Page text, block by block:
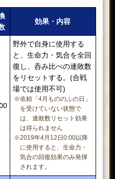
効果・内容
野外で自身に使用する
と、生命力・気合を全回
復し、呑み比べの連敗数
をリセットする。(合戦
場では使用不可)
※依頼「4月もののふの日」
を受けていない状態で
は、連敗数リセット効果
は得られません
※2019年4月12日0:00以降
に使用すると、生命力・
気合の回復効果のみ発揮
されます。